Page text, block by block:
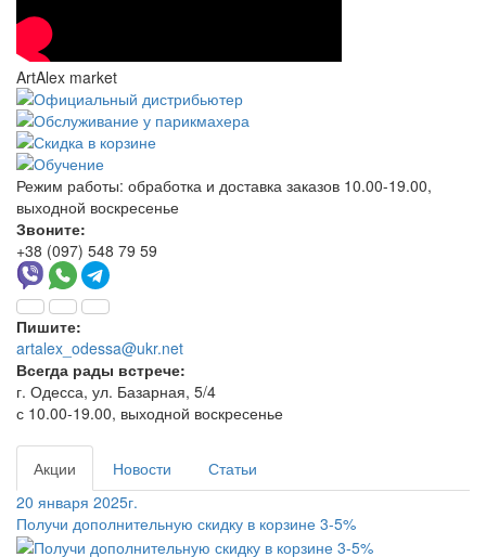
ArtAlex market
Режим работы: обработка и доставка заказов 10.00-19.00,
выходной воскресенье
Звоните:
+38 (097) 548 79 59
Пишите:
artalex_odessa@ukr.net
Всегда рады встрече:
г. Одесса, ул. Базарная, 5/4
с 10.00-19.00, выходной воскресенье
Акции Новости
Статьи
20 января 2025г.
Получи дополнительную скидку в корзине 3-5%